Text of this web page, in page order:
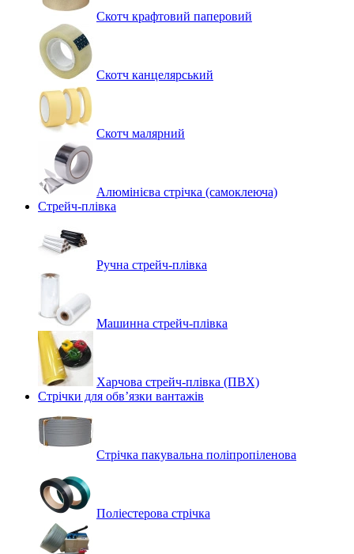
Скотч крафтовий паперовий
Скотч канцелярський
Скотч малярний
Алюмінієва стрічка (самоклеюча)
Стрейч-плівка
Ручна стрейч-плівка
Машинна стрейч‑плівка
Харчова стрейч-плівка (ПВХ)
Стрічки для обв’язки вантажів
Стрічка пакувальна поліпропіленова
Поліестерова стрічка